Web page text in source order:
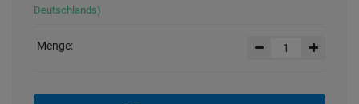
Deutschlands)
Menge: